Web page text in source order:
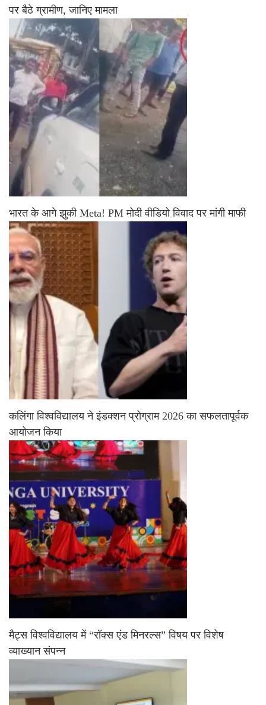
पर बैठे ग्रामीण, जानिए मामला
भारत के आगे झुकी Meta! PM मोदी वीडियो विवाद पर मांगी माफी
कलिंगा विश्वविद्यालय ने इंडक्शन प्रोग्राम 2026 का सफलतापूर्वक
आयोजन किया
मैट्स विश्वविद्यालय में “रॉक्स एंड मिनरल्स” विषय पर विशेष
व्याख्यान संपन्न